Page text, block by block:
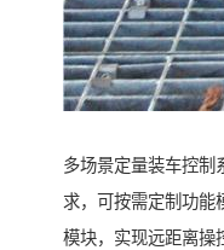
多场景定量装车控制
求，可按需定制功能
模块，实现远距离操